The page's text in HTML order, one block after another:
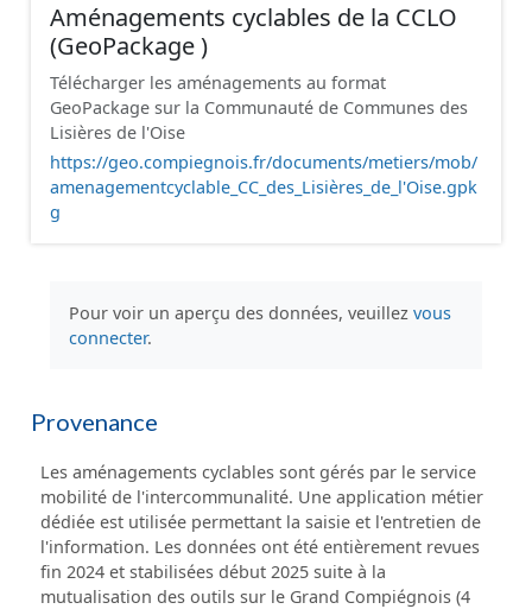
Aménagements cyclables de la CCLO
(GeoPackage )
Télécharger les aménagements au format
GeoPackage sur la Communauté de Communes des
Lisières de l'Oise
https://geo.compiegnois.fr/documents/metiers/mob/
amenagementcyclable_CC_des_Lisières_de_l'Oise.gpk
g
Pour voir un aperçu des données, veuillez vous
connecter.
Provenance
Les aménagements cyclables sont gérés par le service
mobilité de l'intercommunalité. Une application métier
dédiée est utilisée permettant la saisie et l'entretien de
l'information. Les données ont été entièrement revues
fin 2024 et stabilisées début 2025 suite à la
mutualisation des outils sur le Grand Compiégnois (4